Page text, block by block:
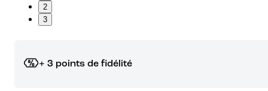
2
3
+ 3 points de fidélité